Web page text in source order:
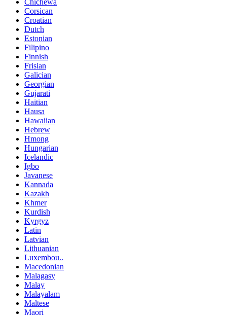
Corsican
Croatian
Dutch
Estonian
Filipino
Finnish
Frisian
Galician
Georgian
Gujarati
Haitian
Hausa
Hawaiian
Hebrew
Hmong
Hungarian
Icelandic
Igbo
Javanese
Kannada
Kazakh
Khmer
Kurdish
Kyrgyz
Latin
Latvian
Lithuanian
Luxembou..
Macedonian
Malagasy
Malay
Malayalam
Maltese
Maori